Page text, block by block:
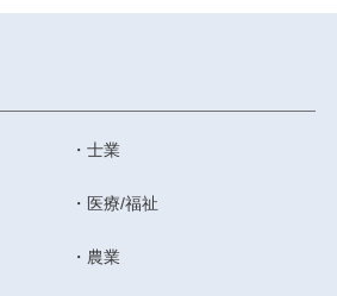
士業
医療/福祉
農業